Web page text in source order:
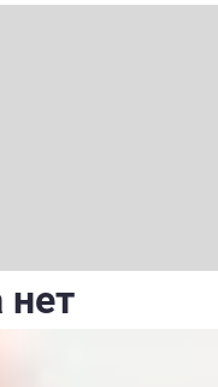
нет